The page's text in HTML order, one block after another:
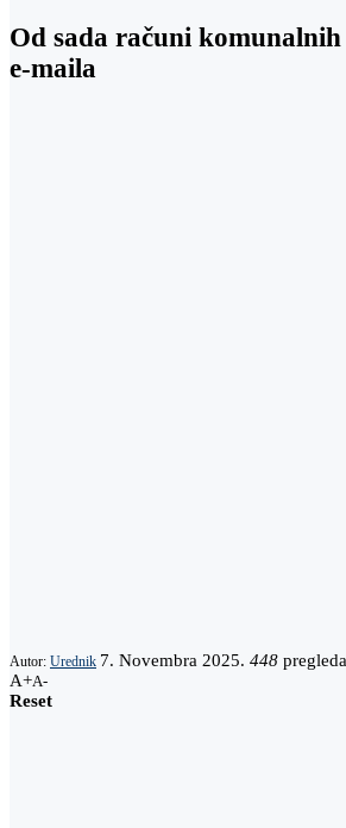
Od sada računi
e-maila
Autor: Urednik 7. Novembra 2025. 448 pregleda
A+A-
Reset